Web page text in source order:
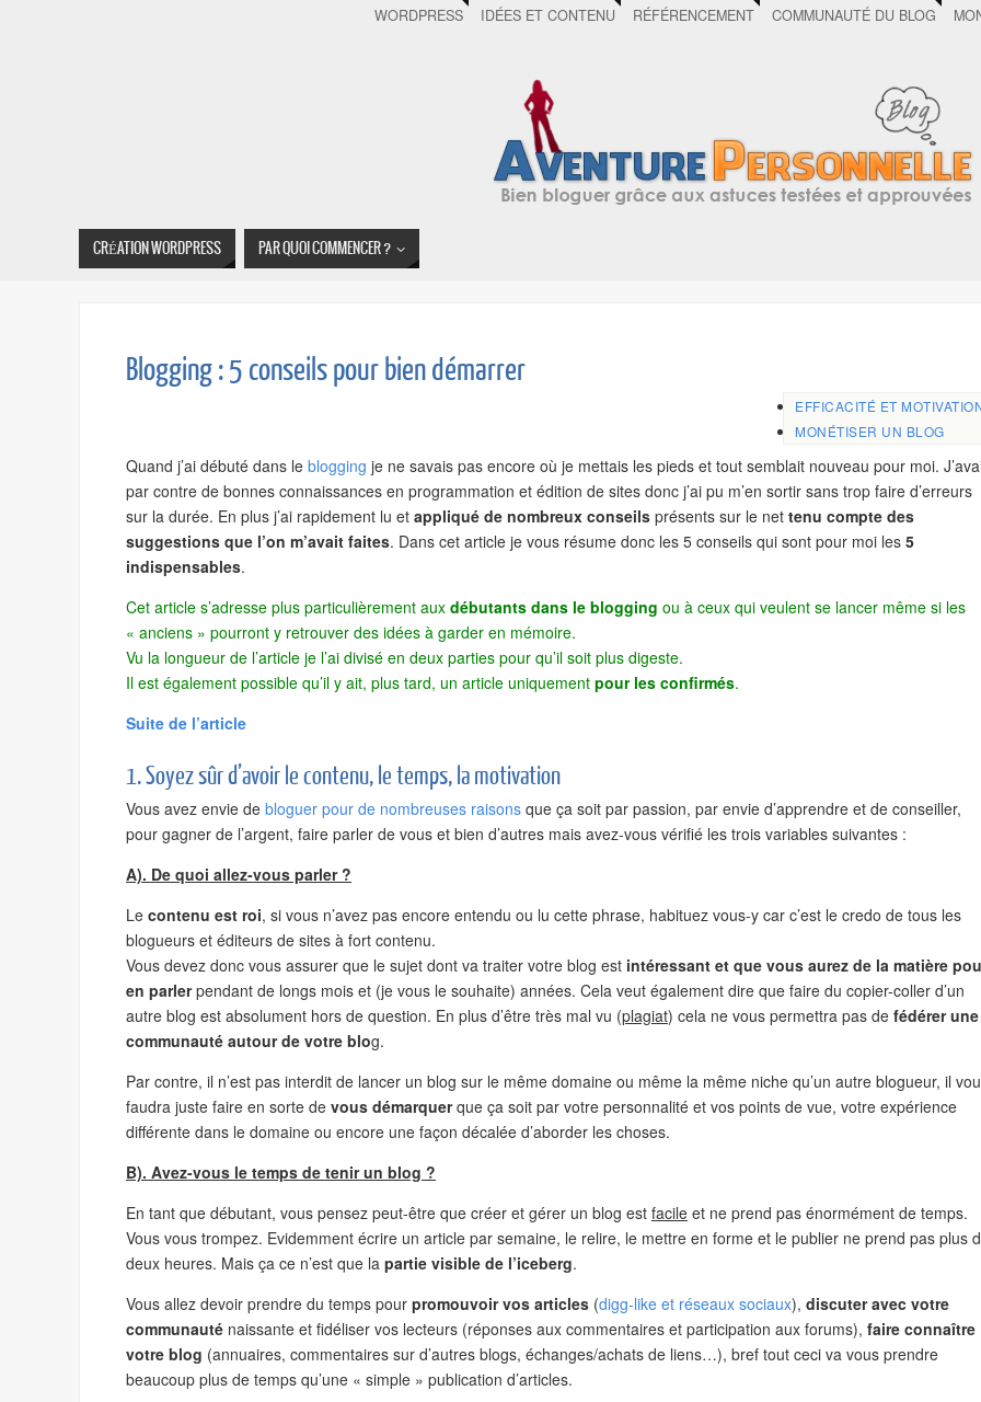
WORDPRESS IDÉES ET CONTENU RÉFÉRENCEMENT COMMUNAUTÉ DU BLOG
CRÉATION WORDPRESS PAR QUOI COMMENCER ?
Blogging : 5 conseils pour bien démarrer
EFFICACITÉ ET
MONÉTISER UN BLOG
Quand j’ai débuté dans le blogging je ne savais pas encore où je mettais les pieds et tout semblait nouveau pour moi.
par contre de bonnes connaissances en programmation et édition de sites donc j’ai pu m’en sortir sans trop faire d’erreurs
sur la durée. En plus j’ai rapidement lu et appliqué de nombreux conseils présents sur le net tenu compte des
suggestions que l’on m’avait faites. Dans cet article je vous résume donc les 5 conseils qui sont pour moi les 5
indispensables.
Cet article s’adresse plus particulièrement aux débutants dans le blogging ou à ceux qui veulent se lancer même si les
« anciens » pourront y retrouver des idées à garder en mémoire.
Vu la longueur de l’article je l’ai divisé en deux parties pour qu’il soit plus digeste.
Il est également possible qu’il y ait, plus tard, un article uniquement pour les confirmés.
Suite de l’article
1. Soyez sûr d’avoir le contenu, le temps, la motivation
Vous avez envie de bloguer pour de nombreuses raisons que ça soit par passion, par envie d’apprendre et de conseiller,
pour gagner de l’argent, faire parler de vous et bien d’autres mais avez-vous vérifié les trois variables suivantes :
A). De quoi allez-vous parler ?
Le contenu est roi, si vous n’avez pas encore entendu ou lu cette phrase, habituez vous-y car c’est le credo de tous les
blogueurs et éditeurs de sites à fort contenu.
Vous devez donc vous assurer que le sujet dont va traiter votre blog est intéressant et que vous aurez de la matière
en parlerpendant de longs mois et (je vous le souhaite) années. Cela veut également dire que faire du copier-coller d’un
autre blog est absolument hors de question. En plus d’être très mal vu (plagiat) cela ne vous permettra pas de fédérer une
communauté autour de votre blog.
Par contre, il n’est pas interdit de lancer un blog sur le même domaine ou même la même niche qu’un autre blogueur, il
faudra juste faire en sorte de vous démarquerque ça soit par votre personnalité et vos points de vue, votre expérience
différente dans le domaine ou encore une façon décalée d’aborder les choses.
B). Avez-vous le temps de tenir un blog ?
En tant que débutant, vous pensez peut-être que créer et gérer un blog est facile et ne prend pas énormément de temps.
Vous vous trompez. Evidemment écrire un article par semaine, le relire, le mettre en forme et le publier ne prend pas plus
deux heures. Mais ça ce n’est que la partie visible de l’iceberg.
Vous allez devoir prendre du temps pour promouvoir vos articles (digg-like et réseaux sociaux), discuter avec votre
communauté naissante et fidéliser vos lecteurs (réponses aux commentaires et participation aux forums), faire connaître
votre blog (annuaires, commentaires sur d’autres blogs, échanges/achats de liens…), bref tout ceci va vous prendre
beaucoup plus de temps qu’une « simple » publication d’articles.